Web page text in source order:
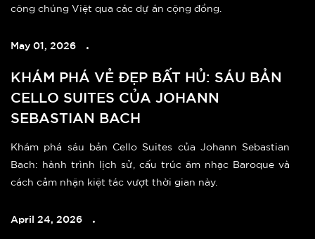
công chúng Việt qua các dự án cộng đồng.
May 01, 2026
KHÁM PHÁ VẺ ĐẸP BẤT HỦ: SÁU BẢN
CELLO SUITES CỦA JOHANN
SEBASTIAN BACH
Khám phá sáu bản Cello Suites của Johann Sebastian
Bach: hành trình lịch sử, cấu trúc âm nhạc Baroque và
cách cảm nhận kiệt tác vượt thời gian này.
April 24, 2026